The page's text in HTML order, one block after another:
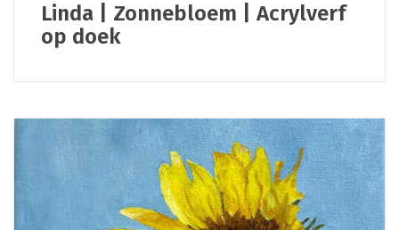
Linda | Zonnebloem | Acrylverf
op doek